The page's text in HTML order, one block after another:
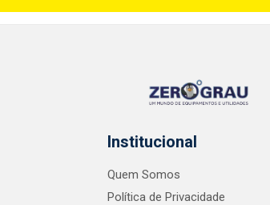
Institucional
Quem Somos
Política de Privacidade